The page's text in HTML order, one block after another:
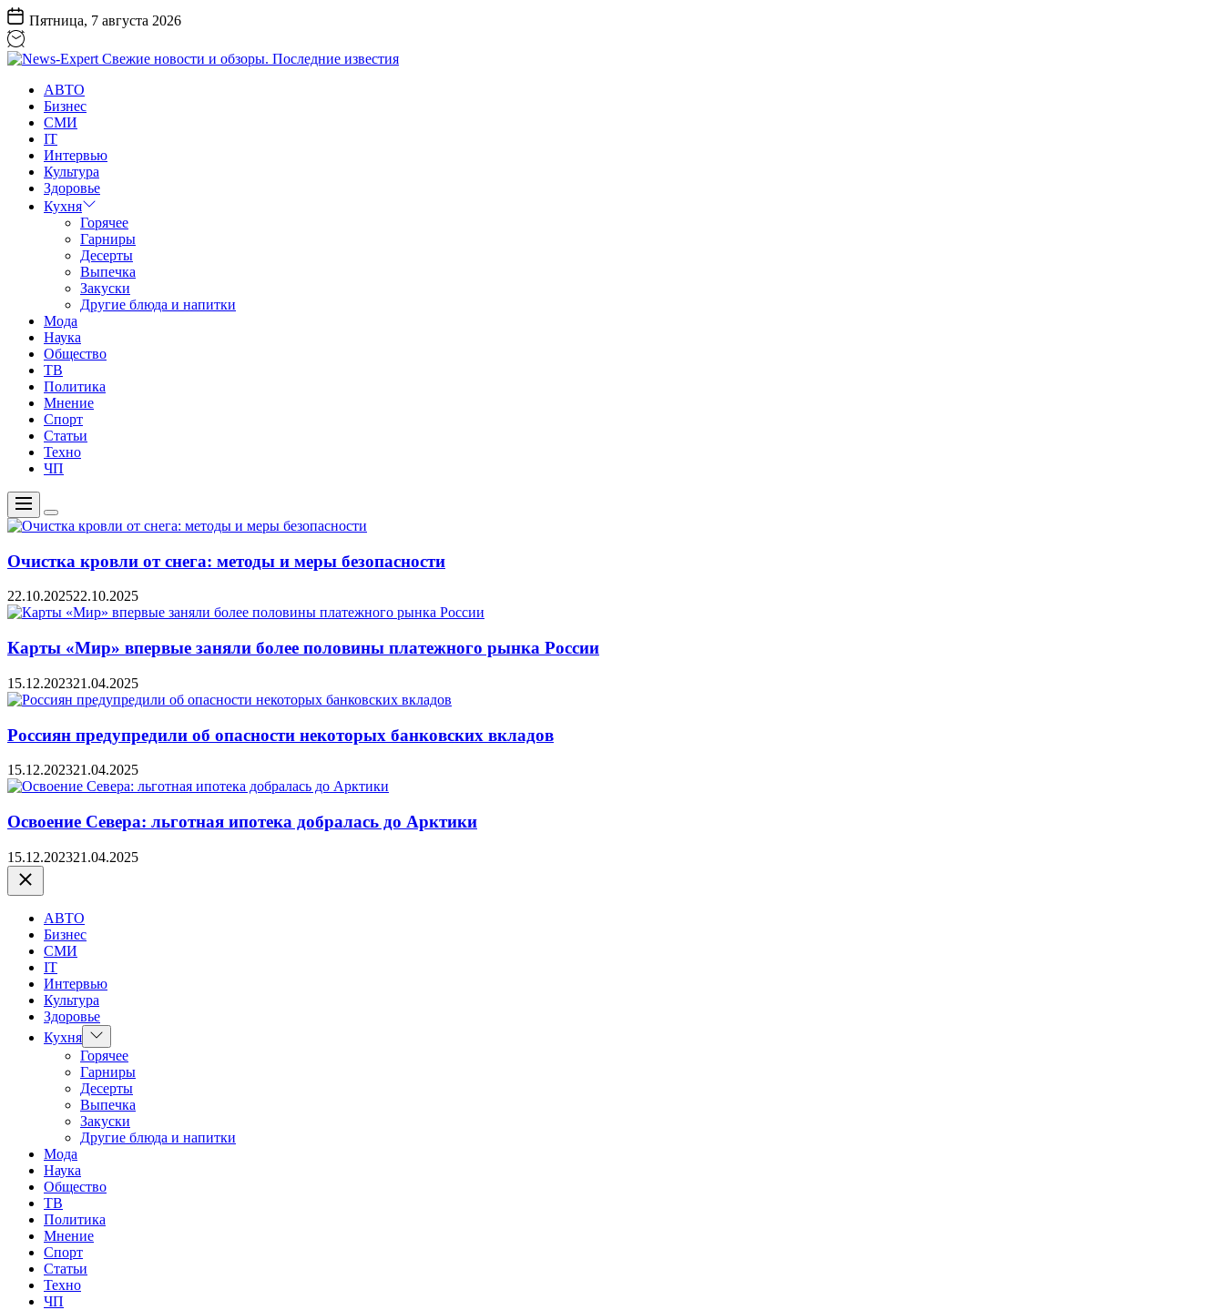
Перейти
к
содержанию
Пятница, 7 августа 2026
Expert
Свежие
новости
обзоры.
Последние
известия
АВТО
Бизнес
СМИ
IT
Интервью
Культура
Здоровье
Кухня
Горячее
Гарниры
Десерты
Выпечка
Закуски
Другие блюда и напитки
Мода
Наука
Общество
ТВ
Политика
Мнение
Спорт
Статьи
Техно
ЧП
Меню
Цвет
переключателя
Очистка кровли от снега: методы и меры безопасности
22.10.202522.10.2025
Карты «Мир» впервые заняли более половины платежного рынка России
15.12.202321.04.2025
Россиян предупредили об опасности некоторых банковских вкладов
15.12.202321.04.2025
Освоение Севера: льготная ипотека добралась до Арктики
15.12.202321.04.2025
Закрыть
АВТО
Бизнес
СМИ
IT
Интервью
Культура
Здоровье
Кухня Показать
подменю
Горячее
Гарниры
Десерты
Выпечка
Закуски
Другие блюда и напитки
Мода
Наука
Общество
ТВ
Политика
Мнение
Спорт
Статьи
Техно
ЧП